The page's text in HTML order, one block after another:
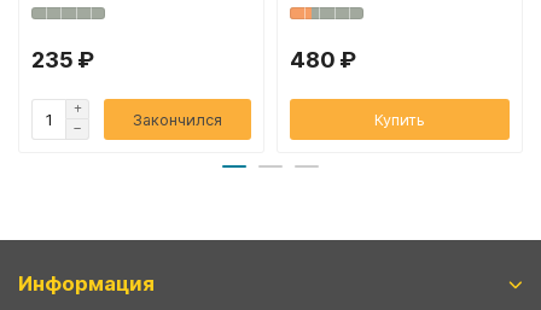
235 ₽
Закончился
480 ₽
Купить
Информация